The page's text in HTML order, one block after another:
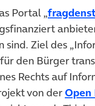
Portal „
Ziel des
den Bürger
Rechts auf
von der